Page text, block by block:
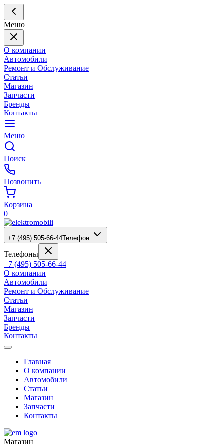
Меню
О компании
Автомобили
Ремонт и Обслуживание
Статьи
Магазин
Запчасти
Бренды
Контакты
Меню
Поиск
Позвонить
Корзина
0
+7 (495) 505-66-44Телефон
Телефоны
+7 (495) 505-66-44
О компании
Автомобили
Ремонт и Обслуживание
Статьи
Магазин
Запчасти
Бренды
Контакты
Главная
О компании
Автомобили
Статьи
Магазин
Запчасти
Контакты
Магазин